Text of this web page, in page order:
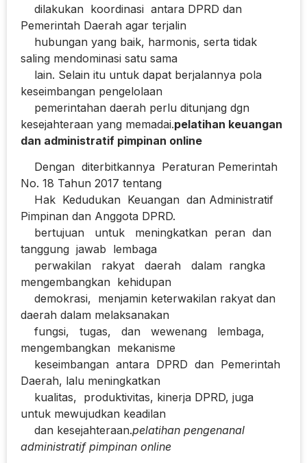
dilakukan koordinasi antara DPRD dan
Pemerintah Daerah agar terjalin
hubungan yang baik, harmonis, serta tidak
saling mendominasi satu sama
lain. Selain itu untuk dapat berjalannya pola
keseimbangan pengelolaan
pemerintahan daerah perlu ditunjang dgn
kesejahteraan yang memadai.pelatihan keuangan
dan administratif pimpinan online
Dengan diterbitkannya Peraturan Pemerintah
No. 18 Tahun 2017 tentang
Hak Kedudukan Keuangan dan Administratif
Pimpinan dan Anggota DPRD.
bertujuan untuk meningkatkan peran dan
tanggung jawab lembaga
perwakilan rakyat daerah dalam rangka
mengembangkan kehidupan
demokrasi, menjamin keterwakilan rakyat dan
daerah dalam melaksanakan
fungsi, tugas, dan wewenang lembaga,
mengembangkan mekanisme
keseimbangan antara DPRD dan Pemerintah
Daerah, lalu meningkatkan
kualitas, produktivitas, kinerja DPRD, juga
untuk mewujudkan keadilan
dan kesejahteraan.pelatihan pengenanal
administratif pimpinan online